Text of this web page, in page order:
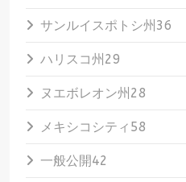
サンルイスポトシ州 36
ハリスコ州 29
ヌエボレオン州 28
メキシコシティ 58
一般公開42